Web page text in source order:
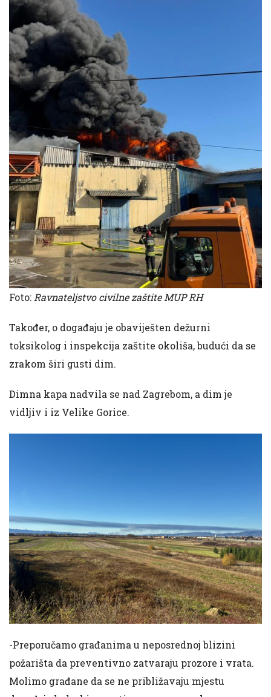
Foto: Ravnateljstvo civilne zaštite MUP RH
Također, o događaju je obaviješten dežurni
toksikolog i inspekcija zaštite okoliša, budući da se
zrakom širi gusti dim.
Dimna kapa nadvila se nad Zagrebom, a dim je
vidljiv i iz Velike Gorice.
-Preporučamo građanima u neposrednoj blizini
požarišta da preventivno zatvaraju prozore i vrata.
Molimo građane da se ne približavaju mjestu